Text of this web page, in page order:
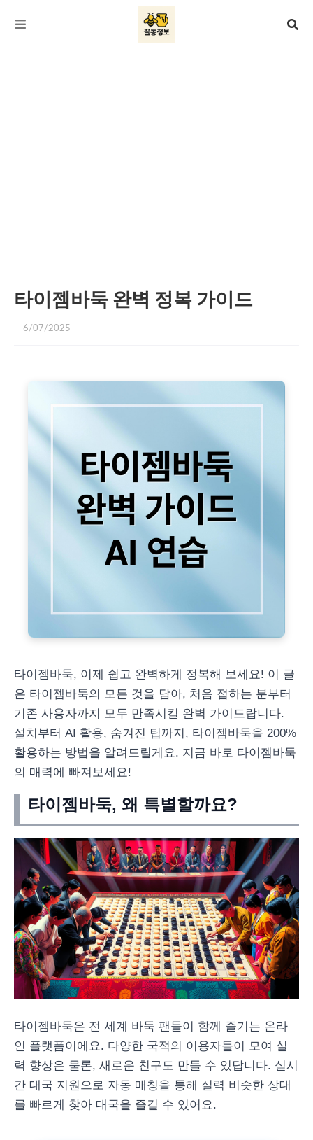
타이젬바둑 완벽 정복 가이드
6/07/2025
타이젬바둑, 이제 쉽고 완벽하게 정복해 보세요! 이 글
은 타이젬바둑의 모든 것을 담아, 처음 접하는 분부터
기존 사용자까지 모두 만족시킬 완벽 가이드랍니다.
설치부터 AI 활용, 숨겨진 팁까지, 타이젬바둑을 200%
활용하는 방법을 알려드릴게요. 지금 바로 타이젬바둑
의 매력에 빠져보세요!
타이젬바둑, 왜 특별할까요?
타이젬바둑은 전 세계 바둑 팬들이 함께 즐기는 온라
인 플랫폼이에요. 다양한 국적의 이용자들이 모여 실
력 향상은 물론, 새로운 친구도 만들 수 있답니다. 실시
간 대국 지원으로 자동 매칭을 통해 실력 비슷한 상대
를 빠르게 찾아 대국을 즐길 수 있어요.